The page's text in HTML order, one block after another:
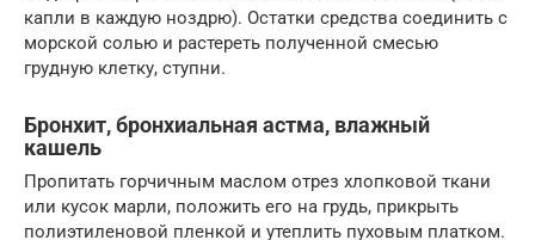
капли в каждую ноздрю). Остатки средства соединить с
морской солью и растереть полученной смесью
грудную клетку, ступни.
Бронхит, бронхиальная астма, влажный
кашель
Пропитать горчичным маслом отрез хлопковой ткани
или кусок марли, положить его на грудь, прикрыть
полиэтиленовой пленкой и утеплить пуховым платком.